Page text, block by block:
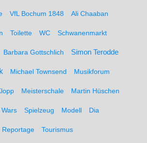
VfL Bochum 1848 Ali Chaaban
Toilette WC Schwanenmarkt
Barbara Gottschlich Simon Terodde
Michael Townsend Musikforum
Meisterschale Martin Hüschen
Spielzeug Modell Dia
Reportage Tourismus